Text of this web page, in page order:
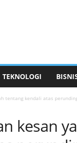
TEKNOLOGI
tentang kendali atas
kesan